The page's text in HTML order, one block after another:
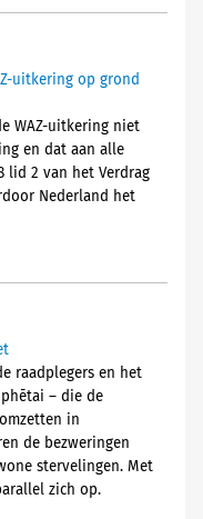
uitkering op grond
WAZ-uitkering niet
en dat aan alle
lid 2 van het Verdrag
Nederland het
raadplegers en het
– die de
in
de bezweringen
stervelingen. Met
zich op.